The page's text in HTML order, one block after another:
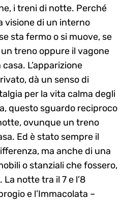
i treni di notte. Perché
visione di un interno
sta fermo o si muove, se
treno oppure il vagone
L’apparizione
dà un senso di
per la vita calma degli
questo sguardo reciproco
ovunque un treno
Ed è stato sempre il
ma anche di una
o stanziali che fossero,
notte tra il 7 e l’8
e l’Immacolata –